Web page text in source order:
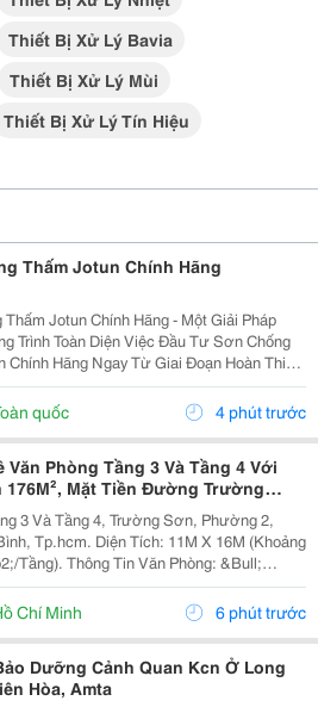
Thiết Bị Xử Lý Bavia
Thiết Bị Xử Lý Mùi
Thiết Bị Xử Lý Tín Hiệu
Thấm Jotun Chính Hãng
Jotun Chính Hãng - Một Giải Pháp
Diện Việc Đầu Tư Sơn Chống
Chính Hãng Ngay Từ Giai Đoạn Hoàn Thiện
Kinh Tế Và Bền Vững Nhất Để Bảo Vệ
Tác Động Của Thời Tiết. Với Khả
quốc 4 phút trước
Văn Phòng Tầng 3 Và Tầng 4 Với
176M², Mặt Tiền Đường Trường
Bình3 Và Tầng 4, Trường Sơn, Phường 2,
Tích: 11M X 16M (Khoảng
Văn Phòng: &Bull;
Rộng, Bố Trí Linh Hoạt, Phù Hợp Từ 30 Đến
50 Nhân Sự. &Bull; Thiết Kế Mở, Tạo Môi...
Chí Minh 6 phút trước
Dưỡng Cảnh Quan Kcn Ở Long
Hòa, Amta